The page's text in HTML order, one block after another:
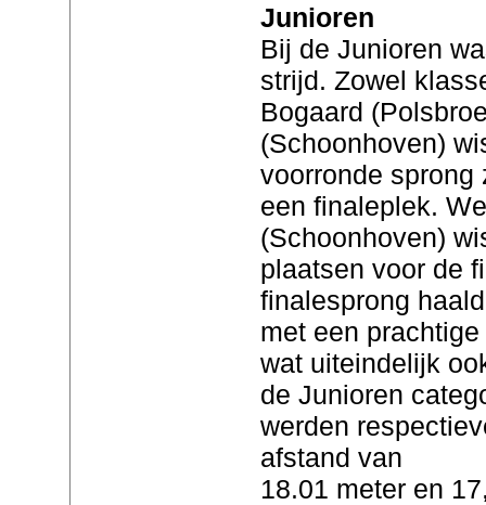
Junioren
Bij de Junioren
strijd. Zowel
Bogaard
(Schoonhoven)
voorronde sprong
een finaleplek.
(Schoonhoven)
plaatsen voor de
finalesprong
met een
wat uiteindelijk
de Junioren
werden
afstand van
18.01 meter en